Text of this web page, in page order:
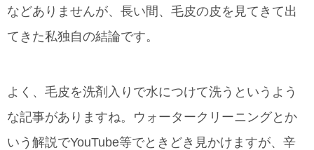
などありませんが、長い間、毛皮の皮を見てきて出
てきた私独自の結論です。
よく、毛皮を洗剤入りで水につけて洗うというよう
な記事がありますね。ウォータークリーニングとか
いう解説でYouTube等でときどき見かけますが、辛